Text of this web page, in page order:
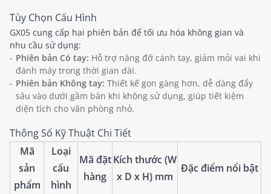
Tùy Chọn Cấu Hình
GX05 cung cấp hai phiên bản để tối ưu hóa không gian và
nhu cầu sử dụng:
Phiên bản Có tay: Hỗ trợ nâng đỡ cánh tay, giảm mỏi vai khi
đánh máy trong thời gian dài.
Phiên bản Không tay: Thiết kế gọn gàng hơn, dễ dàng đẩy
sâu vào dưới gầm bàn khi không sử dụng, giúp tiết kiệm
diện tích cho văn phòng nhỏ.
Thông Số Kỹ Thuật Chi Tiết
Mã
sản
phẩm
Loại
cấu
hình
Mã đặt
hàng
Kích thước (W
x D x H) mm
Đặc điểm nổi bật